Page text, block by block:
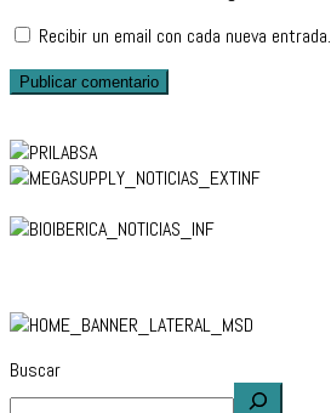
Recibir un email con cada nueva entrada.
Buscar